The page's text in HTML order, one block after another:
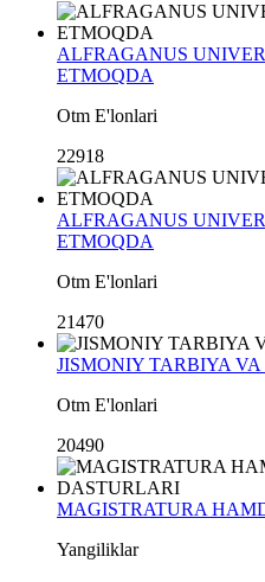
ALFRAGANUS
ETMOQDA
Otm E'lonlari
22918
ALFRAGANUS
ETMOQDA
Otm E'lonlari
21470
JISMONIY TARBIYA
Otm E'lonlari
20490
MAGISTRATURA
Yangiliklar